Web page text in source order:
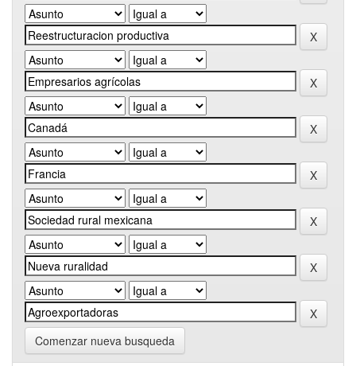
Comenzar nueva busqueda